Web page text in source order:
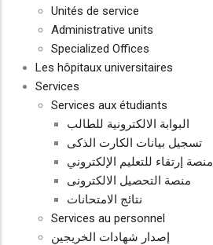
Unités de service
Administrative units
Specialized Offices
Les hôpitaux universitaires
Services
Services aux étudiants
البوابة الالكترونية للطالب
تسجيل بيانات الكارت الذكى
منصة إرتقاء للتعليم الإلكتروني
منصة التحصيل الالكترونى
نتائج الامتحانات
Services au personnel
إصدار شهادات الخريجين